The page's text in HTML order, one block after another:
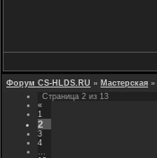
Форум CS-HLDS.RU » Мастерская »
Страница 2 из 13
«
1
2
3
4